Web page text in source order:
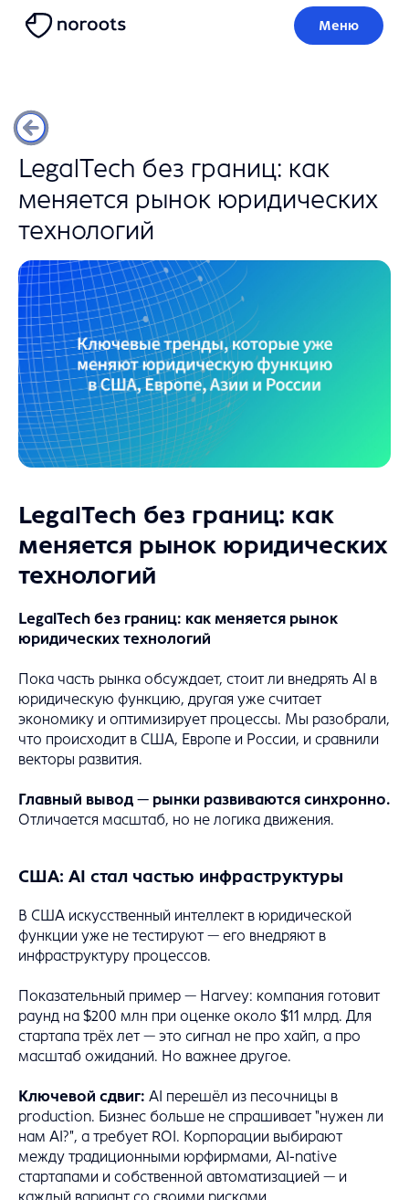
LegalTech без границ: как
меняется рынок юридических
технологий
LegalTech без границ: как
меняется рынок юридических
технологий
LegalTech без границ: как меняется рынок
юридических технологий
Пока часть рынка обсуждает, стоит ли внедрять AI в
юридическую функцию, другая уже считает
экономику и оптимизирует процессы. Мы разобрали,
что происходит в США, Европе и России, и сравнили
векторы развития.
Главный вывод — рынки развиваются синхронно.
Отличается масштаб, но не логика движения.
США: AI стал частью инфраструктуры
В США искусственный интеллект в юридической
функции уже не тестируют — его внедряют в
инфраструктуру процессов.
Показательный пример — Harvey: компания готовит
раунд на $200 млн при оценке около $11 млрд. Для
стартапа трёх лет — это сигнал не про хайп, а про
масштаб ожиданий. Но важнее другое.
Ключевой сдвиг: AI перешёл из песочницы в
production. Бизнес больше не спрашивает "нужен ли
нам AI?", а требует ROI. Корпорации выбирают
между традиционными юрфирмами, AI-native
стартапами и собственной автоматизацией — и
каждый вариант со своими рисками.